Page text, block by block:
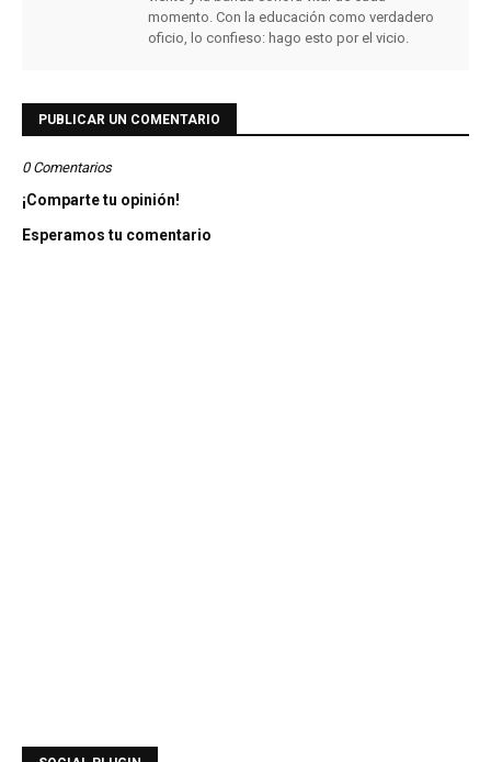
momento. Con la educación como verdadero
oficio, lo confieso: hago esto por el vicio.
PUBLICAR UN COMENTARIO
0 Comentarios
¡Comparte tu opinión!
Esperamos tu comentario